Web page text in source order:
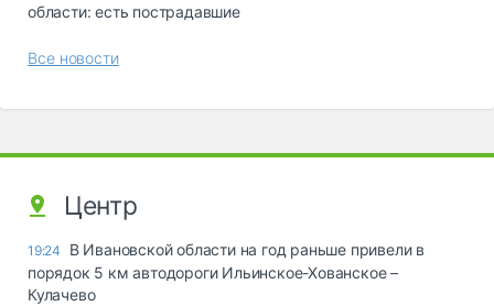
области: есть пострадавшие
Все новости
Центр
19:24
В Ивановской области на год раньше привели в
порядок 5 км автодороги Ильинское-Хованское –
Кулачево